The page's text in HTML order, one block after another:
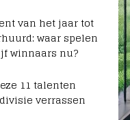
van het jaar tot
waar spelen
winnaars nu?
11 talenten
verrassen